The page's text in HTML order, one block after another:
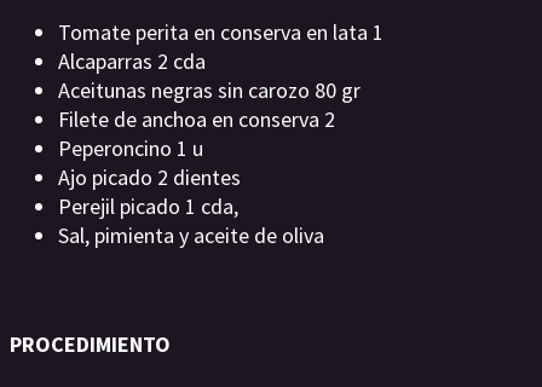
Tomate perita en conserva en lata 1
Alcaparras 2 cda
Aceitunas negras sin carozo 80 gr
Filete de anchoa en conserva 2
Peperoncino 1 u
Ajo picado 2 dientes
Perejil picado 1 cda,
Sal, pimienta y aceite de oliva
PROCEDIMIENTO